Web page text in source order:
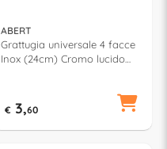
ABERT
Grattugia universale 4 facce
Inox (24cm) Cromo lucido
€ 3,60